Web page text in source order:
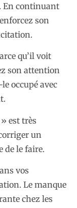
En continuant
son
qu’il voit
son attention
occupé avec
est très
un
de le faire.
vos
Le manque
chez les